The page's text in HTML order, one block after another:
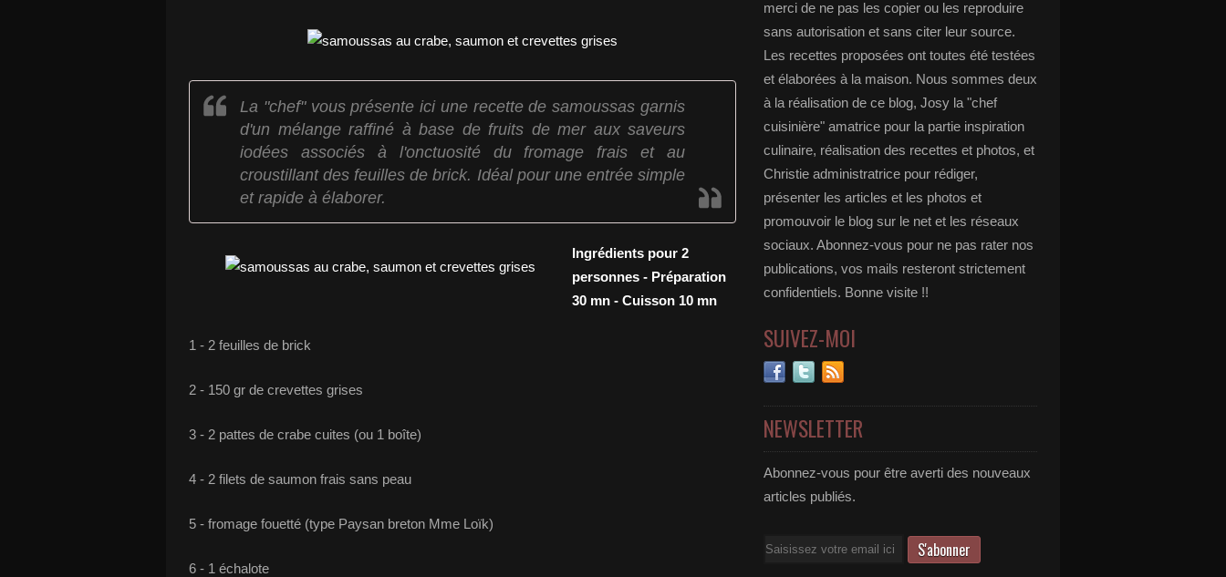
La "chef" vous présente ici une recette de samoussas garnis
d'un mélange raffiné à base de fruits de mer aux saveurs
iodées associés à l'onctuosité du fromage frais et au
croustillant des feuilles de brick. Idéal pour une entrée simple
et rapide à élaborer.
Ingrédients pour 2
personnes - Préparation
30 mn - Cuisson 10 mn
1 - 2 feuilles de brick
2 - 150 gr de crevettes grises
3 - 2 pattes de crabe cuites (ou 1 boîte)
4 - 2 filets de saumon frais sans peau
5 - fromage fouetté (type Paysan breton Mme Loïk)
6 - 1 échalote
merci de ne pas les copier ou les reproduire
sans autorisation et sans citer leur source.
Les recettes proposées ont toutes été testées
et élaborées à la maison. Nous sommes deux
à la réalisation de ce blog, Josy la "chef
cuisinière" amatrice pour la partie inspiration
culinaire, réalisation des recettes et photos, et
Christie administratrice pour rédiger,
présenter les articles et les photos et
promouvoir le blog sur le net et les réseaux
sociaux. Abonnez-vous pour ne pas rater nos
publications, vos mails resteront strictement
confidentiels. Bonne visite !!
SUIVEZ-MOI
NEWSLETTER
Abonnez-vous pour être averti des nouveaux
articles publiés.
Email